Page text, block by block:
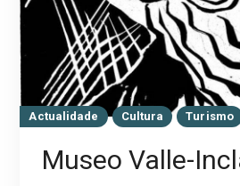
Actualidade Cultura Turismo
Museo Valle-